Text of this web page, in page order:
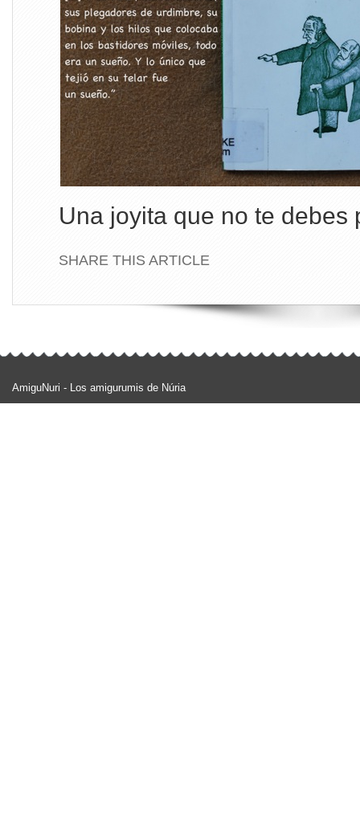
Una joyita que no te debes
SHARE THIS ARTICLE
AmiguNuri - Los amigurumis de Núria